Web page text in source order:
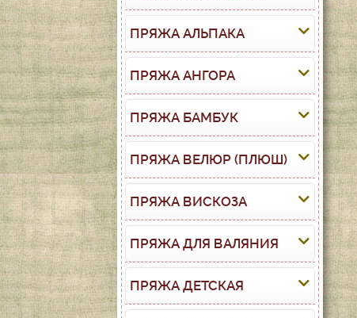
ПРЯЖА АЛЬПАКА
ПРЯЖА АНГОРА
ПРЯЖА БАМБУК
ПРЯЖА ВЕЛЮР (ПЛЮШ)
ПРЯЖА ВИСКОЗА
ПРЯЖА ДЛЯ ВАЛЯНИЯ
ПРЯЖА ДЕТСКАЯ